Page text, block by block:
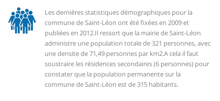
Les dernières statistiques démographiques pour la
commune de Saint-Léon ont été fixées en 2009 et
publiées en 2012.Il ressort que la mairie de Saint-Léon
administre une population totale de 321 personnes, avec
une densite de 71,49 personnes par km2.A cela il faut
soustraire les résidences secondaires (6 personnes) pour
constater que la population permanente sur la
commune de Saint-Léon est de 315 habitants.